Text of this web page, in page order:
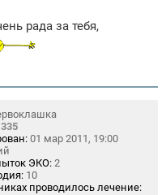
рада за тебя,
335
01 мар 2011, 19:00
ЭКО: 2
10
проводилось лечение: